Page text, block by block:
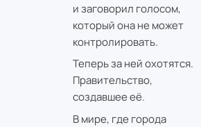
и заговорил голосом,
который она не может
контролировать.
Теперь за ней охотятся.
Правительство,
создавшее её.
В мире, где города